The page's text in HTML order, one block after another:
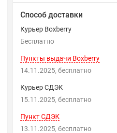
Способ доставки
Курьер Boxberry
Бесплатно
Пункты выдачи Boxberry
14.11.2025
Бесплатно
Курьер СДЭК
15.11.2025
Бесплатно
Пункт СДЭК
13.11.2025
Бесплатно